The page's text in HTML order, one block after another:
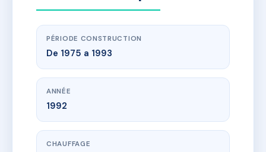
PÉRIODE CONSTRUCTION
De 1975 a 1993
ANNÉE
1992
CHAUFFAGE